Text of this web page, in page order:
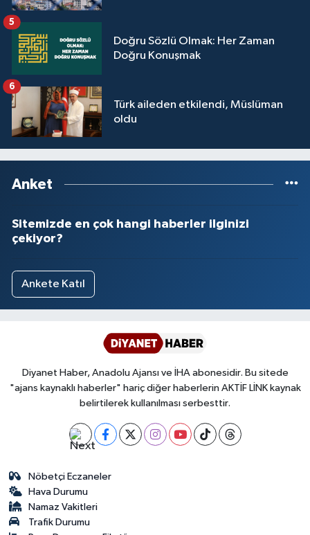
Doğru Sözlü Olmak: Her Zaman
Doğru Konuşmak
5
Türk aileden etkilendi, Müslüman
oldu
6
Anket
Sitemizde en çok hangi haberler ilginizi
çekiyor?
Ankete Katıl
Diyanet Haber, Anadolu Ajansı ve İHA abonesidir. Bu sitede
"ajans kaynaklı haberler" hariç diğer haberlerin AKTİF LİNK kaynak
belirtilerek kullanılması serbesttir.
Nöbetçi Eczaneler
Hava Durumu
Namaz Vakitleri
Trafik Durumu